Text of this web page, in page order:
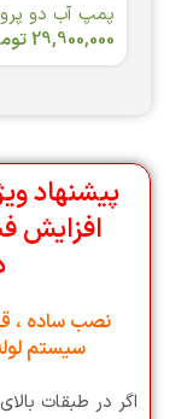
پمپ آب دو
29,900,000
پیشنهاد
افزایش
نصب ساده ،
سیستم
اگر در طبقات